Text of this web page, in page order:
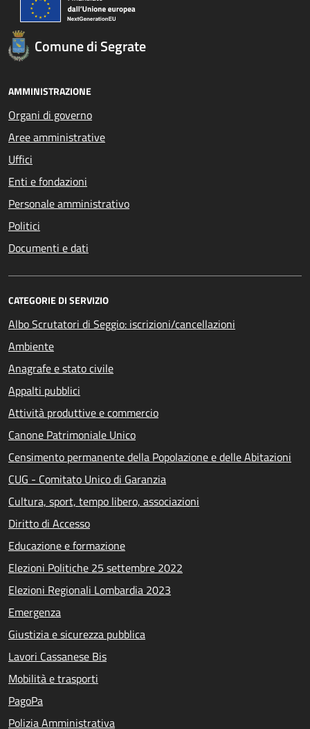
Comune di Segrate
AMMINISTRAZIONE
Organi di governo
Aree amministrative
Uffici
Enti e fondazioni
Personale amministrativo
Politici
Documenti e dati
CATEGORIE DI SERVIZIO
Albo Scrutatori di Seggio: iscrizioni/cancellazioni
Ambiente
Anagrafe e stato civile
Appalti pubblici
Attività produttive e commercio
Canone Patrimoniale Unico
Censimento permanente della Popolazione e delle Abitazioni
CUG - Comitato Unico di Garanzia
Cultura, sport, tempo libero, associazioni
Diritto di Accesso
Educazione e formazione
Elezioni Politiche 25 settembre 2022
Elezioni Regionali Lombardia 2023
Emergenza
Giustizia e sicurezza pubblica
Lavori Cassanese Bis
Mobilità e trasporti
PagoPa
Polizia Amministrativa